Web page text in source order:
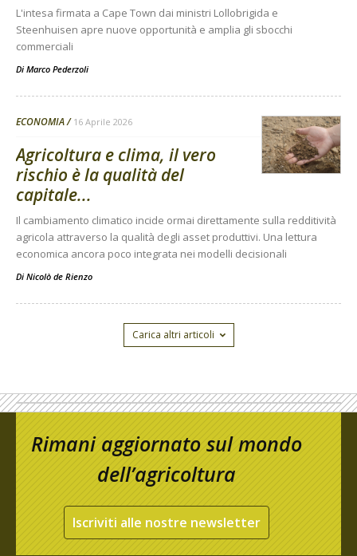
L'intesa firmata a Cape Town dai ministri Lollobrigida e
Steenhuisen apre nuove opportunità e amplia gli sbocchi
commerciali
Di Marco Pederzoli
ECONOMIA 16 Aprile 2026
Agricoltura e clima, il vero
rischio è la qualità del
capitale...
Il cambiamento climatico incide ormai direttamente sulla redditività
agricola attraverso la qualità degli asset produttivi. Una lettura
economica ancora poco integrata nei modelli decisionali
Di Nicolò de Rienzo
Carica altri articoli
Rimani aggiornato sul mondo
dell’agricoltura
Iscriviti alle nostre newsletter